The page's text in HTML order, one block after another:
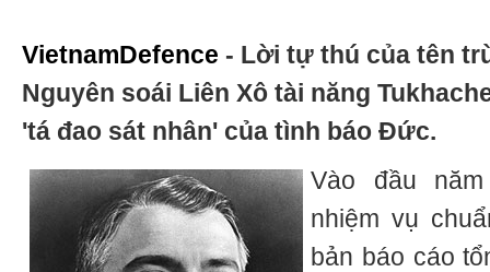
VietnamDefence - Lời tự thú của tên
Nguyên soái Liên Xô tài năng
'tá đao sát nhân' của tình báo Đức.
Vào đầu
nhiệm vụ
bản báo cáo